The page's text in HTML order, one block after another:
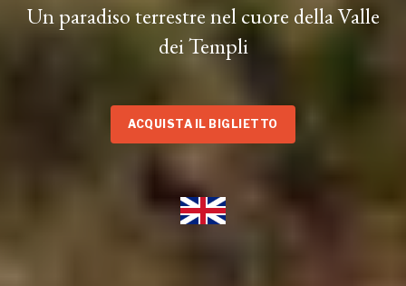
Un paradiso terrestre nel cuore della Valle
dei Templi
ACQUISTA IL BIGLIETTO